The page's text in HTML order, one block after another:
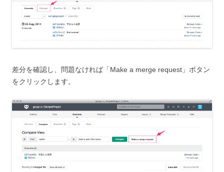
差分を確認し、問題なければ「Make a merge request」ボタン
をクリックします。